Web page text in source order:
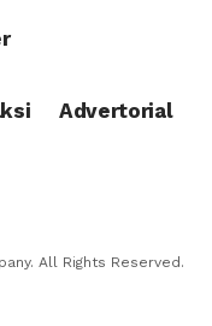
Advertorial
All Rights Reserved.